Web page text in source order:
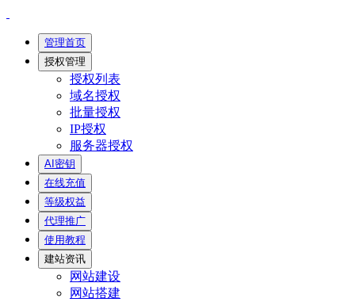
管理首页
授权管理
授权列表
域名授权
批量授权
IP授权
服务器授权
AI密钥
在线充值
等级权益
代理推广
使用教程
建站资讯
网站建设
网站搭建